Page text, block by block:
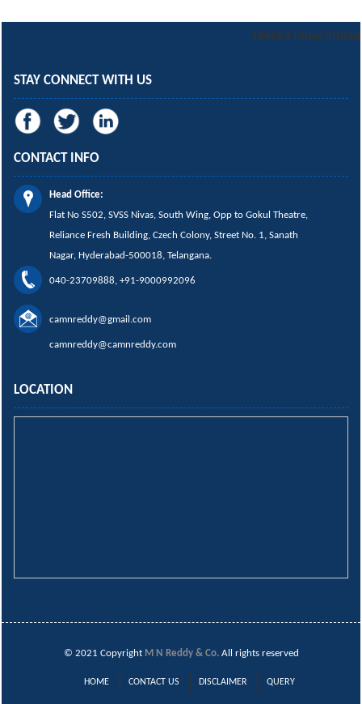
486663 Times Visited
STAY CONNECT WITH US
CONTACT INFO
Head Office:
Flat No S502, SVSS Nivas, South Wing, Opp to Gokul Theatre,
Reliance Fresh Building, Czech Colony, Street No. 1, Sanath
Nagar, Hyderabad-500018, Telangana.
040-23709888, +91-9000992096
camnreddy@gmail.com
camnreddy@camnreddy.com
LOCATION
© 2021 Copyright M N Reddy & Co.All rights reserved
HOME CONTACT US DISCLAIMER QUERY